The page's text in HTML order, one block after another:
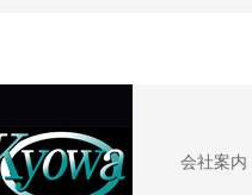
会社案内